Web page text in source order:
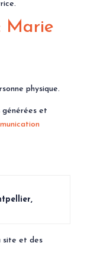
Marie
physique.
générées et
site et des